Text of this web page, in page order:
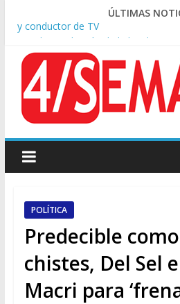
ÚLTIMAS
Tras la aprobación de la ley de
Causa AFA: el juez Amarante
traslado del expediente a Campana
A pocas cuadras de La
colectivo: siete heridos
Día de San Cayetano: masiva
Pesar por la muerte de Leandro
y conductor de TV
POLÍTICA
Predecible
chistes, Del Sel
Macri para